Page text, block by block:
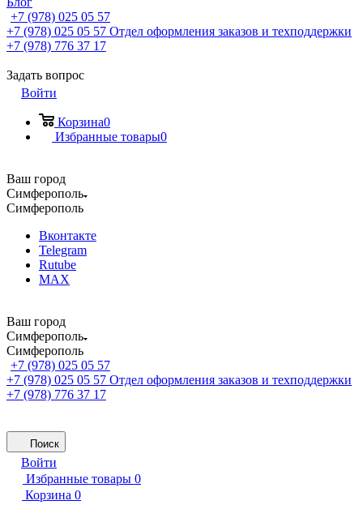
+7 (978) 025 05 57
+7 (978) 025 05 57 Отдел оформления заказов и техподдержки
+7 (978) 776 37 17
Задать вопрос
Войти
Корзина0
Избранные товары0
Ваш город
Симферополь
Симферополь
Вконтакте
Telegram
Rutube
MAX
Ваш город
Симферополь
Симферополь
+7 (978) 025 05 57
+7 (978) 025 05 57 Отдел оформления заказов и техподдержки
+7 (978) 776 37 17
Поиск
Войти
Избранные товары 0
Корзина 0